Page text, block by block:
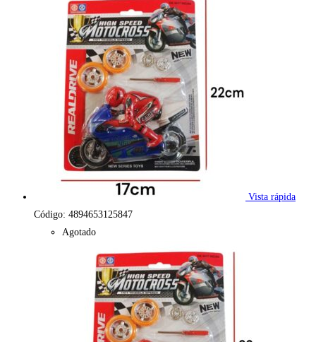
Vista rápida
Código: 4894653125847
Agotado